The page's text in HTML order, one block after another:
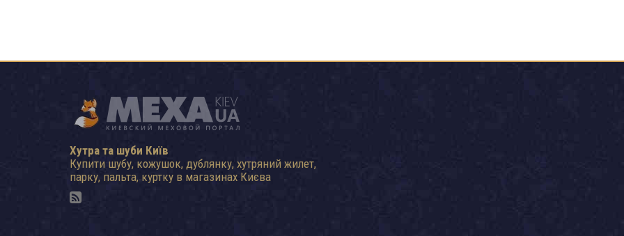
Хутра та шуби Київ
Купити шубу, кожушок, дублянку, хутряний жилет,
парку, пальта, куртку в магазинах Києва